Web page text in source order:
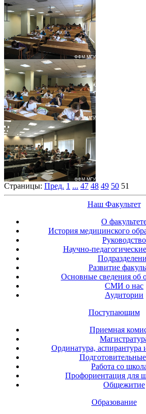
Страницы: Пред. 1 ... 47 48 49 50 51
Наш Факультет
О
История медицинского
Руководство
Научно-
Развитие
Основные сведения об
СМИ о нас
Аудитории
Поступающим
Приемная
Ординатура, аспирантура
Работа со
Профориентация для
Общежитие
Образование